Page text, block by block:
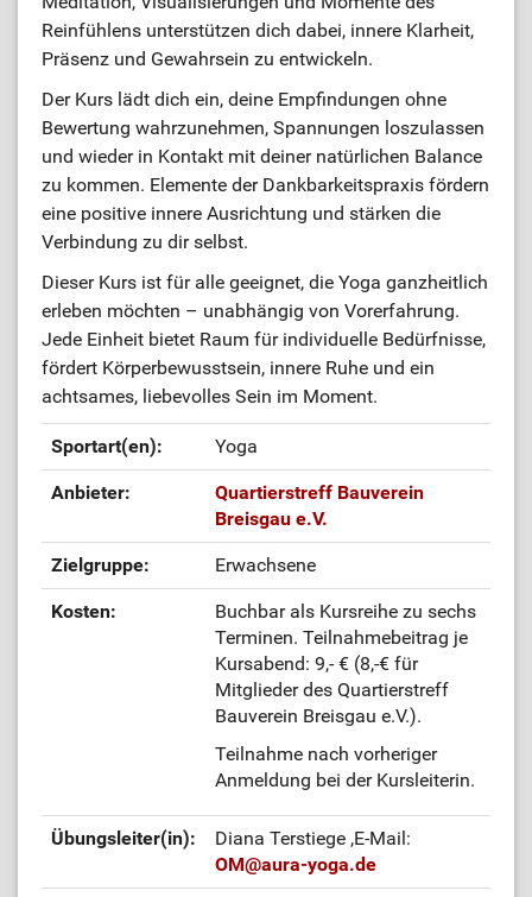
Reinfühlens unterstützen dich dabei, innere Klarheit,
Präsenz und Gewahrsein zu entwickeln.
Der Kurs lädt dich ein, deine Empfindungen ohne
Bewertung wahrzunehmen, Spannungen loszulassen
und wieder in Kontakt mit deiner natürlichen Balance
zu kommen. Elemente der Dankbarkeitspraxis fördern
eine positive innere Ausrichtung und stärken die
Verbindung zu dir selbst.
Dieser Kurs ist für alle geeignet, die Yoga ganzheitlich
erleben möchten – unabhängig von Vorerfahrung.
Jede Einheit bietet Raum für individuelle Bedürfnisse,
fördert Körperbewusstsein, innere Ruhe und ein
achtsames, liebevolles Sein im Moment.
Sportart(en): Yoga
Anbieter:
Quartierstreff Bauverein
Breisgau e.V.
Zielgruppe: Erwachsene
Kosten:
Buchbar als Kursreihe zu sechs
Terminen. Teilnahmebeitrag je
Kursabend: 9,- € (8,-€ für
Mitglieder des Quartierstreff
Bauverein Breisgau e.V.).
Teilnahme nach vorheriger
Anmeldung bei der Kursleiterin.
Übungsleiter(in): Diana Terstiege ,E-Mail:
OM@aura-yoga.de